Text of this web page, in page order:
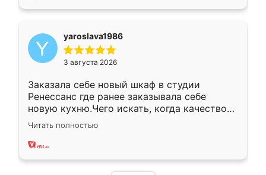
yaroslava1986
3 августа 2026
Заказала себе новый шкаф в студии
Ренессанс где ранее заказывала себе
новую кухню.Чего искать, когда качеством
вполне довольна. Служит кухня уже почти
два года, нареканий нет.
Читать полностью